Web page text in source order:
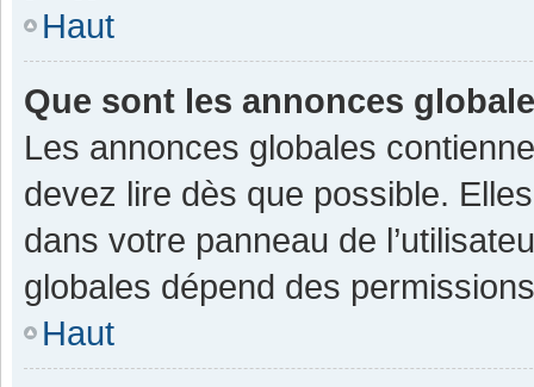
Haut
Que sont les annonces
Les annonces globales
devez lire dès que possible.
dans votre panneau de
globales dépend des
Haut